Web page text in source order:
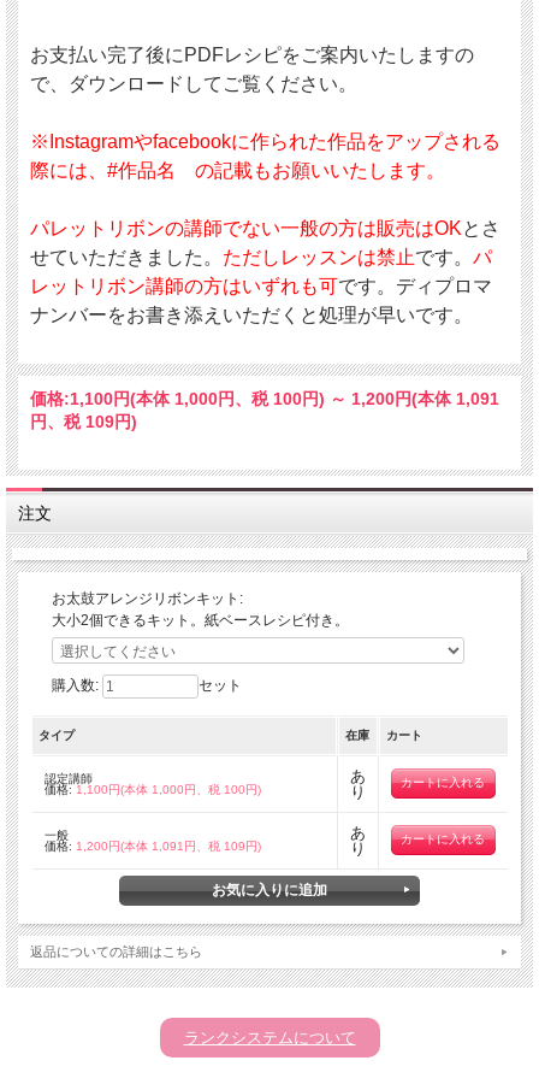
お支払い完了後にPDFレシピをご案内いたしますの
で、ダウンロードしてご覧ください。
※Instagramやfacebookに作られた作品をアップされる
際には、#作品名 の記載もお願いいたします。
パレットリボンの講師でない一般の方は販売はOKとさ
せていただきました。 ただしレッスンは禁止です。 パ
レットリボン講師の方はいずれも可です。ディプロマ
ナンバーをお書き添えいただくと処理が早いです。
価格:1,100円(本体 1,000円、税 100円) ～ 1,200円(本体 1,091
円、税 109円)
注文
お太鼓アレンジリボンキット:
大小2個できるキット。紙ベースレシピ付き。
購入数: セット
タイプ 在庫 カート
認定講師
価格:1,100円(本体 1,000円、税 100円)
あ
り
一般
価格: 1,200円(本体 1,091円、税 109円)
あ
り
返品についての詳細はこちら
ランクシステムについて